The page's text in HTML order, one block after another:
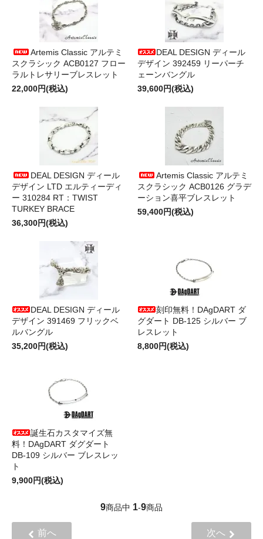
Artemis Classic アルテミ
スクラシック ACB0127 フロー
ラルトレサリーブレスレット
22,000円(税込)
DEAL DESIGN ディール
デザイン 392459 リーパーチ
ェーンバングル
39,600円(税込)
DEAL DESIGN ディール
デザイン LTD エルティーディ
ー 310284 RT：TWIST
TURKEY BRACE
36,300円(税込)
Artemis Classic アルテミ
スクラシック ACB0126 グラデ
ーション喜平ブレスレット
59,400円(税込)
DEAL DESIGN ディール
デザイン 391469 フリックベ
ルバングル
35,200円(税込)
刻印無料！DAgDART ダ
グダート DB-125 シルバー ブ
レスレット
8,800円(税込)
誕生石カスタマイズ無
料！DAgDART ダグダート
DB-109 シルバー ブレスレッ
ト
9,900円(税込)
9商品中 1-9商品
前へ 次へ